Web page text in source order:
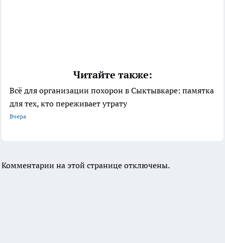
Читайте также:
Всё для организации похорон в Сыктывкаре: памятка
для тех, кто переживает утрату
Вчера
Комментарии на этой странице отключены.